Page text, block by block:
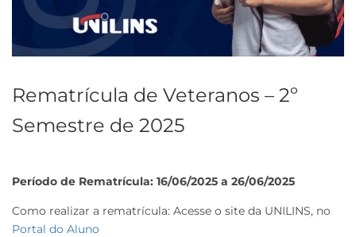
Rematrícula de Veteranos – 2º
Semestre de 2025
Período de Rematrícula: 16/06/2025 a 26/06/2025
Como realizar a rematrícula: Acesse o site da UNILINS, no
Portal do Aluno